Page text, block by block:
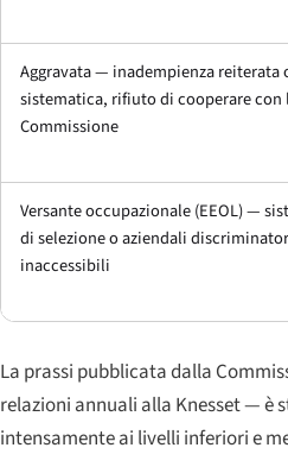
Aggravata — inadempienza reiterata
sistematica, rifiuto di cooperare con
Commissione
Versante occupazionale (EEOL) —
di selezione o aziendali
inaccessibili
La prassi pubblicata dalla
relazioni annuali alla Knesset — è
intensamente ai livelli inferiori e